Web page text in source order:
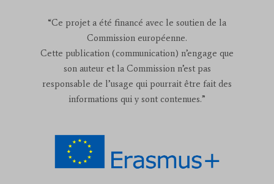
“Ce projet a été financé avec le soutien de la
Commission européenne.
Cette publication (communication) n’engage que
son auteur et la Commission n’est pas
responsable de l’usage qui pourrait être fait des
informations qui y sont contenues.”